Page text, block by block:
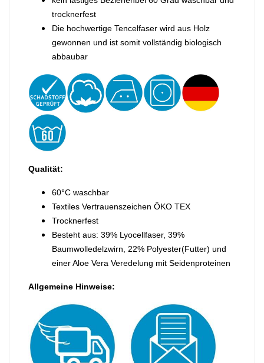
trocknerfest
Die hochwertige Tencelfaser wird aus Holz
gewonnen und ist somit vollständig biologisch
abbaubar
Qualität:
60°C waschbar
Textiles Vertrauenszeichen ÖKO TEX
Trocknerfest
Besteht aus: 39% Lyocellfaser, 39%
Baumwolledelzwirn, 22% Polyester(Futter) und
einer Aloe Vera Veredelung mit Seidenproteinen
Allgemeine Hinweise: